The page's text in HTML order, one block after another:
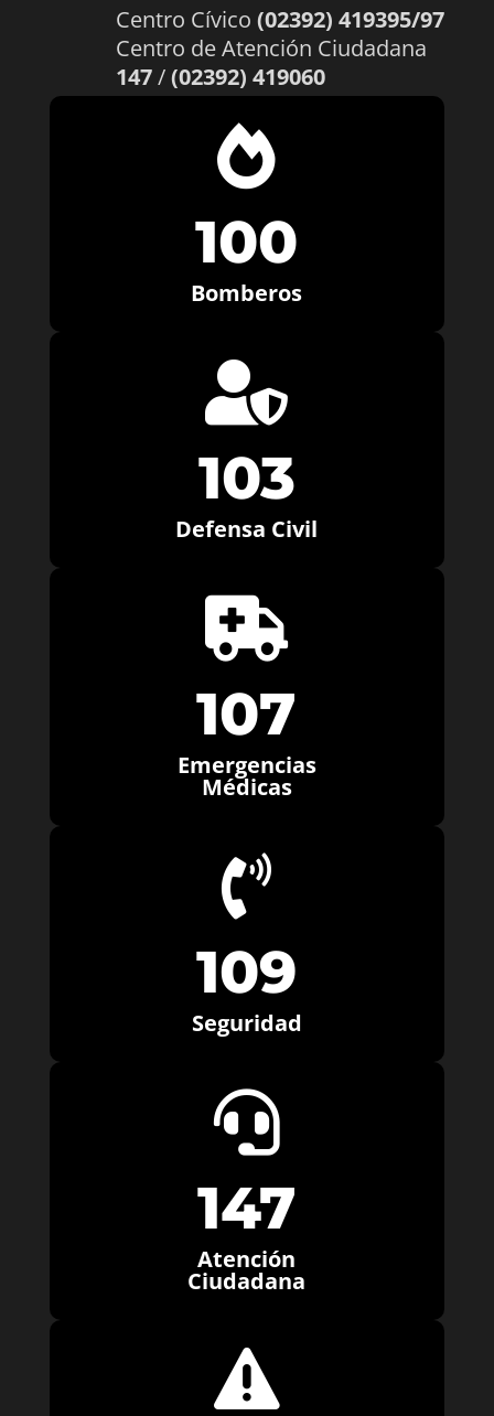
Centro Cívico (02392) 419395/97
Centro de Atención Ciudadana
147/(02392) 419060

100
Bomberos

103
Defensa Civil

107
Emergencias
Médicas

109
Seguridad

147
Atención
Ciudadana
